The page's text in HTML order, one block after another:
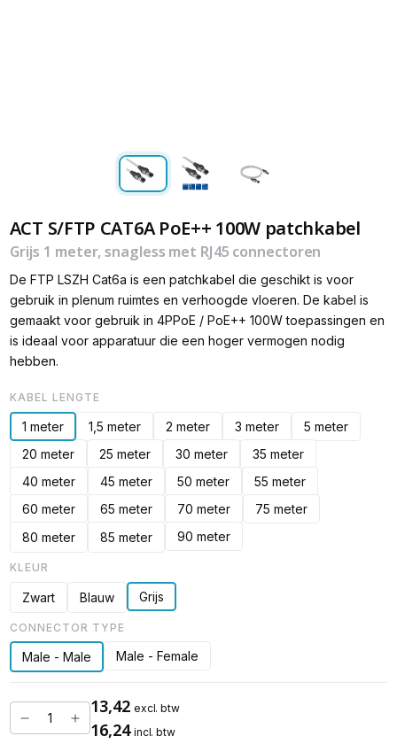
ACT S/FTP CAT6A PoE++ 100W patchkabel
Grijs 1 meter, snagless met RJ45 connectoren
De FTP LSZH Cat6a is een patchkabel die geschikt is voor
gebruik in plenum ruimtes en verhoogde vloeren. De kabel is
gemaakt voor gebruik in 4PPoE / PoE++ 100W toepassingen en
is ideaal voor apparatuur die een hoger vermogen nodig
hebben.
KABEL LENGTE
1 meter 1,5 meter 2 meter 3 meter
5 meter
20 meter
25 meter 30 meter
35 meter
40 meter
45 meter 50 meter
55 meter
60 meter
65 meter 70 meter
75 meter
80 meter
85 meter 90 meter
KLEUR
Zwart Blauw Grijs
CONNECTOR TYPE
Male - Male Male - Female
13,42 excl. btw
16,24 incl. btw